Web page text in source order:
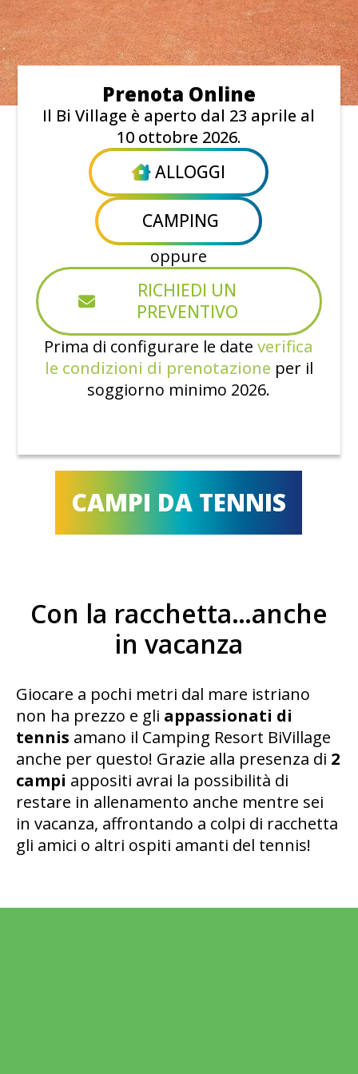
Prenota Online
Il Bi Village è aperto dal 23 aprile al
10 ottobre 2026.
ALLOGGI
CAMPING
oppure
RICHIEDI UN
PREVENTIVO
Prima di configurare le dateverifica
le condizioni di prenotazione per il
soggiorno minimo 2026.
CAMPI DA TENNIS
Con la racchetta…anche
in vacanza
Giocare a pochi metri dal mare istriano
non ha prezzo e gli appassionati di
tennis amano il Camping Resort BiVillage
anche per questo! Grazie alla presenza di 2
campi appositi avrai la possibilità di
restare in allenamento anche mentre sei
in vacanza, affrontando a colpi di racchetta
gli amici o altri ospiti amanti del tennis!